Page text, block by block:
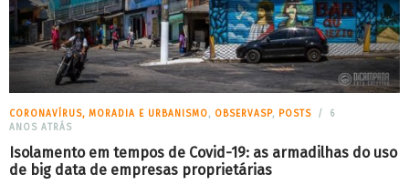
CORONAVÍRUS, MORADIA E URBANISMO, OBSERVASP, POSTS
6
ANOS ATRÁS
Isolamento em tempos de Covid-19: as armadilhas do uso
de big data de empresas proprietárias